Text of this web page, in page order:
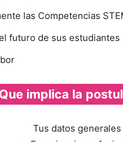
las Competencias
futuro de sus estudiantes
implica la
Tus datos generales